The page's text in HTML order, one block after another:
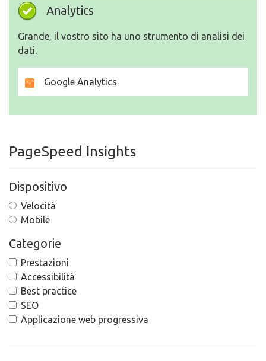
Analytics
Grande, il vostro sito ha uno strumento di analisi dei
dati.
Google Analytics
PageSpeed Insights
Dispositivo
Velocità
Mobile
Categorie
Prestazioni
Accessibilità
Best practice
SEO
Applicazione web progressiva